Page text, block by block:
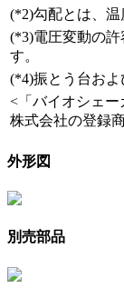
(*2)勾配とは、温
(*3)電圧変動の
す。
(*4)振とう台およ
<「バイオシェー
株式会社の登録
外形図
別売部品